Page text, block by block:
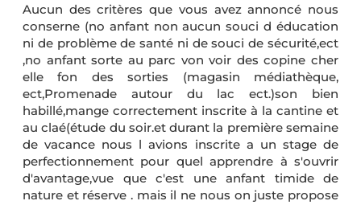
Aucun des critères que vous avez annoncé nous
conserne (no anfant non aucun souci d éducation
ni de problème de santé ni de souci de sécurité,ect
,no anfant sorte au parc von voir des copine cher
elle fon des sorties (magasin médiathèque,
ect,Promenade autour du lac ect.)son bien
habillé,mange correctement inscrite à la cantine et
au claé(étude du soir.et durant la première semaine
de vacance nous l avions inscrite a un stage de
perfectionnement pour quel apprendre à s'ouvrir
d'avantage,vue que c'est une anfant timide de
nature et réserve . mais il ne nous on juste propose